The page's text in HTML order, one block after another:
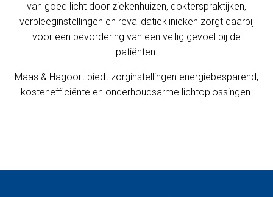
van goed licht door ziekenhuizen, dokterspraktijken,
verpleeginstellingen en revalidatieklinieken zorgt daarbij
voor een bevordering van een veilig gevoel bij de
patiënten.
Maas & Hagoort biedt zorginstellingen energiebesparend,
kostenefficiënte en onderhoudsarme lichtoplossingen.